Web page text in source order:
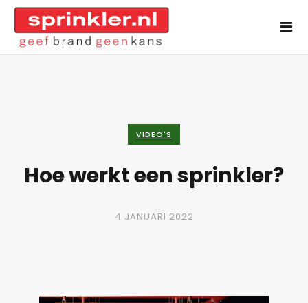
VIDEO'S
Hoe werkt een sprinkler?
4 JANUARI 2022